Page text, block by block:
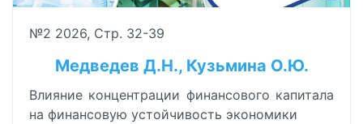
№2 2026, Стр. 32-39
Медведев Д.Н., Кузьмина О.Ю.
Влияние концентрации финансового капитала
на финансовую устойчивость экономики